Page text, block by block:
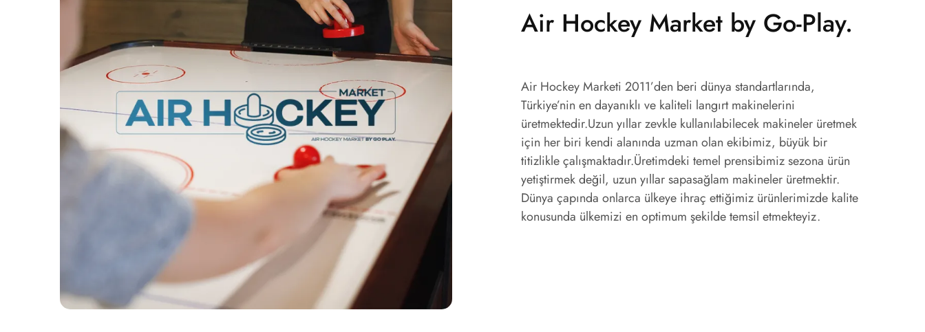
Air Hockey Market by Go-Play.
Air Hockey Marketi 2011’den beri dünya standartlarında,
Türkiye’nin en dayanıklı ve kaliteli langırt makinelerini
üretmektedir.Uzun yıllar zevkle kullanılabilecek makineler üretmek
için her biri kendi alanında uzman olan ekibimiz, büyük bir
titizlikle çalışmaktadır.Üretimdeki temel prensibimiz sezona ürün
yetiştirmek değil, uzun yıllar sapasağlam makineler üretmektir.
Dünya çapında onlarca ülkeye ihraç ettiğimiz ürünlerimizde kalite
konusunda ülkemizi en optimum şekilde temsil etmekteyiz.